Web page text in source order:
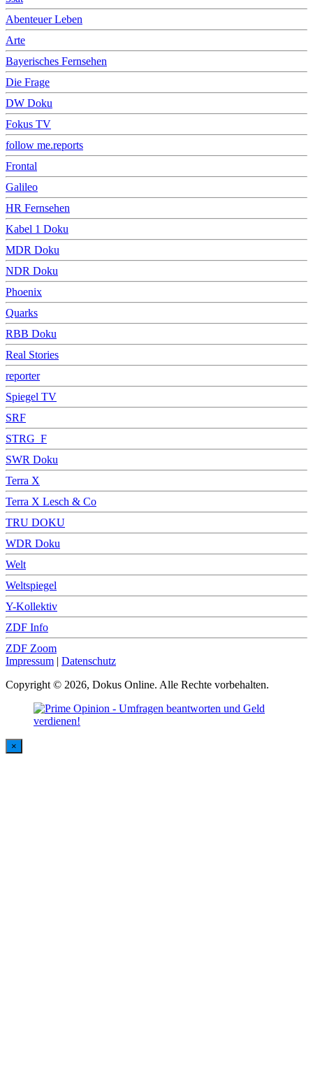
Abenteuer Leben
Arte
Bayerisches Fernsehen
Die Frage
DW Doku
Fokus TV
follow me.reports
Frontal
Galileo
HR Fernsehen
Kabel 1 Doku
MDR Doku
NDR Doku
Phoenix
Quarks
RBB Doku
Real Stories
reporter
Spiegel TV
SRF
STRG_F
SWR Doku
Terra X
Terra X Lesch & Co
TRU DOKU
WDR Doku
Welt
Weltspiegel
Y-Kollektiv
ZDF Info
ZDF Zoom
Impressum | Datenschutz
Copyright © 2026, Dokus Online. Alle Rechte vorbehalten.
×